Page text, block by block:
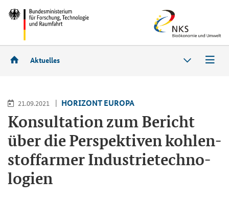
Aktuelles
21.09.2021 HO­RI­ZONT EU­RO­PA
Kon­sul­ta­ti­on zum Be­richt
über die Per­spek­ti­ven koh­len­
stoff­ar­mer In­dus­trie­tech­no­
lo­gien